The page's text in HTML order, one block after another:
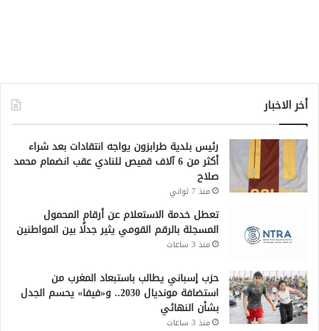
أخر الاخبار
رئيس بلدية طرابزون يواجه انتقادات بعد شراء
أكثر من 6 آلاف قميص للنادي عقب انضمام محمد
صلاح
منذ 7 ثواني
تعطل خدمة الاستعلام عن أرقام المحمول
المسجلة بالرقم القومي يثير جدلًا بين المواطنين
منذ 3 ساعات
حزب إسباني يطالب باستبعاد المغرب من
استضافة مونديال 2030.. و«فيفا» يحسم الجدل
بشأن النهائي
منذ 3 ساعات